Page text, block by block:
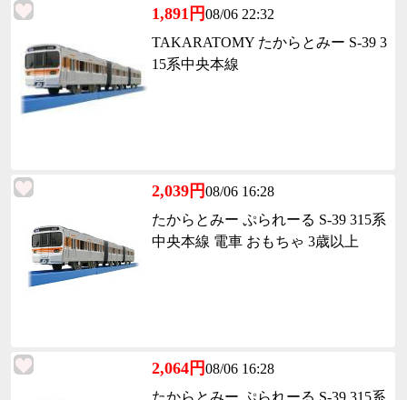
1,891円08/06 22:32
TAKARATOMY たからとみー S-39 3
15系中央本線
2,039円08/06 16:28
たからとみー ぷられーる S-39 315系
中央本線 電車 おもちゃ 3歳以上
2,064円08/06 16:28
たからとみー ぷられーる S-39 315系